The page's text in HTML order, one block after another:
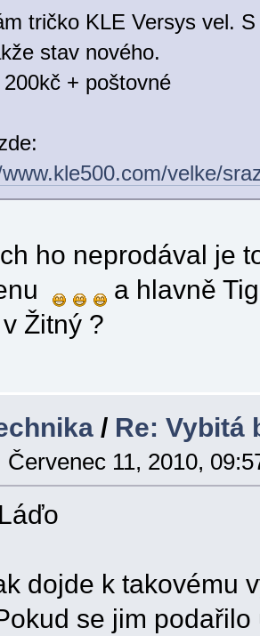
tričko KLE Versys vel.
stav nového.
200kč + poštovné
velke/
ho neprodával je
a hlavně
Žitný ?
/ Re: Vybitá
Červenec 11, 2010,
dojde k takovému
se jim